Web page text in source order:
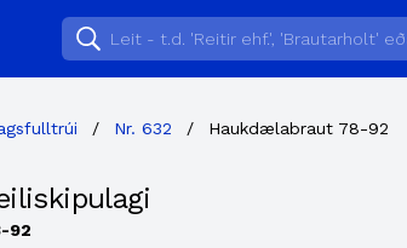
/ Nr. 632 / Haukdælabraut 78-92
92